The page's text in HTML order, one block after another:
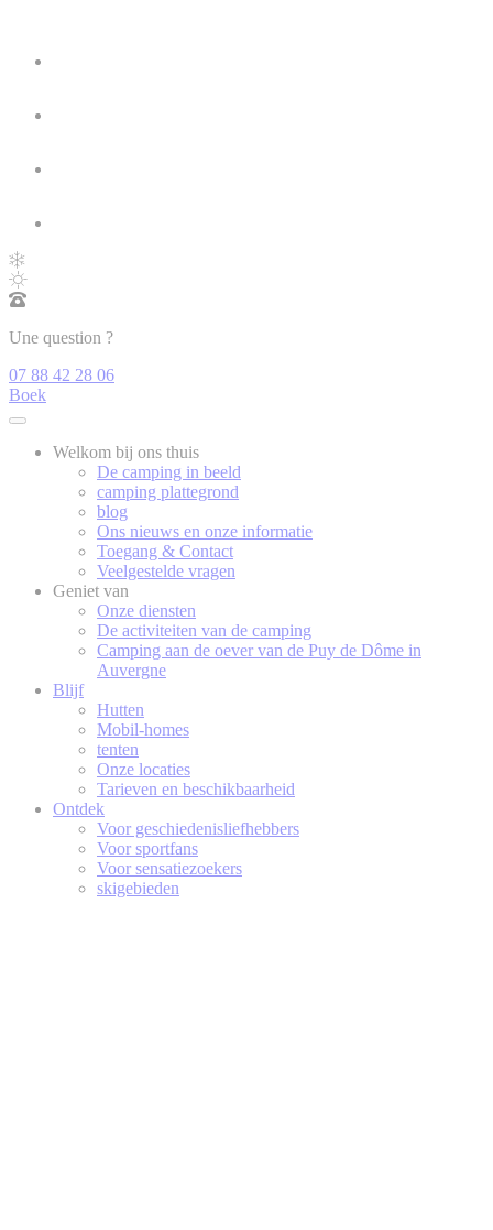
Une question ?
07 88 42 28 06
Boek
Welkom bij ons thuis
De camping in beeld
camping plattegrond
blog
Ons nieuws en onze informatie
Toegang & Contact
Veelgestelde vragen
Geniet van
Onze diensten
De activiteiten van de camping
Camping aan de oever van de Puy de Dôme in
Auvergne
Blijf
Hutten
Mobil-homes
tenten
Onze locaties
Tarieven en beschikbaarheid
Ontdek
Voor geschiedenisliefhebbers
Voor sportfans
Voor sensatiezoekers
skigebieden